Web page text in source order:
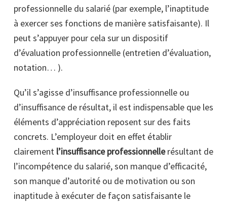
professionnelle du salarié (par exemple, l’inaptitude
à exercer ses fonctions de manière satisfaisante). Il
peut s’appuyer pour cela sur un dispositif
d’évaluation professionnelle (entretien d’évaluation,
notation… ).
Qu’il s’agisse d’insuffisance professionnelle ou
d’insuffisance de résultat, il est indispensable que les
éléments d’appréciation reposent sur des faits
concrets. L’employeur doit en effet établir
clairement l’insuffisance professionnellerésultant de
l’incompétence du salarié, son manque d’efficacité,
son manque d’autorité ou de motivation ou son
inaptitude à exécuter de façon satisfaisante le